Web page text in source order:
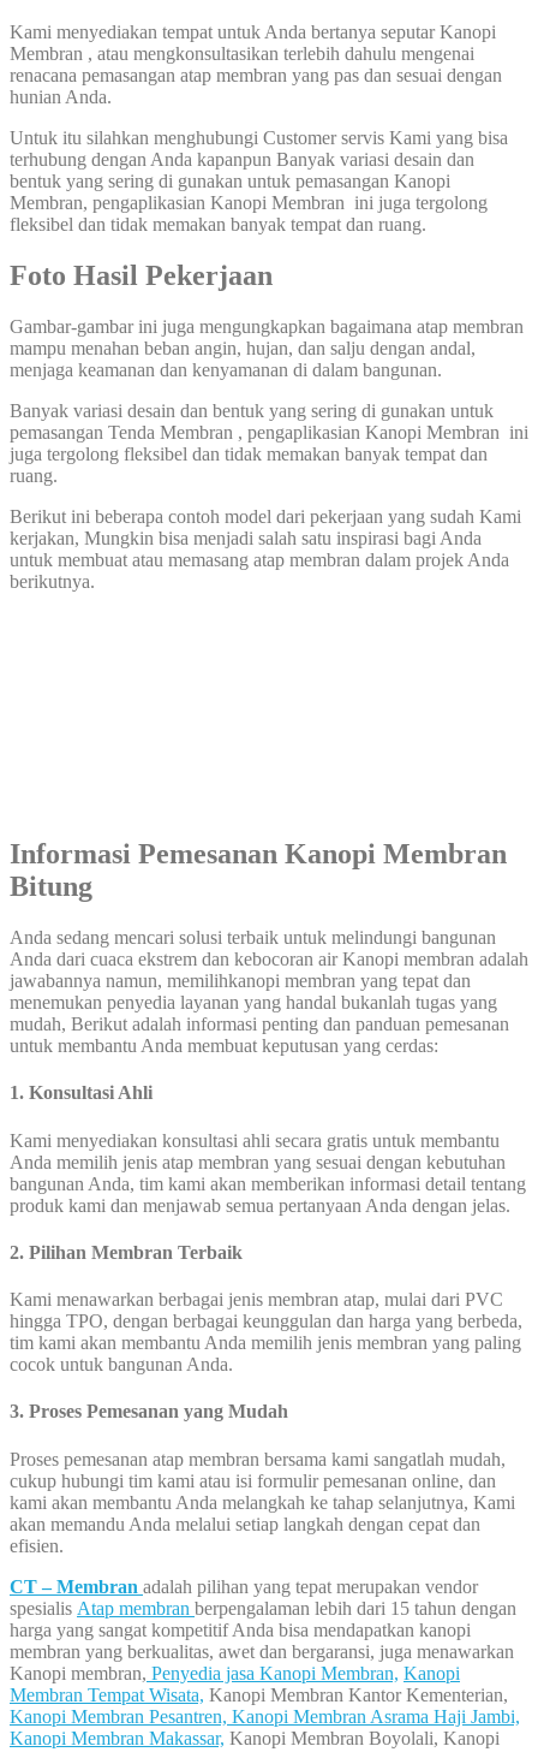
Kami menyediakan tempat untuk Anda bertanya seputar Kanopi
Membran , atau mengkonsultasikan terlebih dahulu mengenai
renacana pemasangan atap membran yang pas dan sesuai dengan
hunian Anda.
Untuk itu silahkan menghubungi Customer servis Kami yang bisa
terhubung dengan Anda kapanpun Banyak variasi desain dan
bentuk yang sering di gunakan untuk pemasangan Kanopi
Membran, pengaplikasian Kanopi Membran ini juga tergolong
fleksibel dan tidak memakan banyak tempat dan ruang.
Foto Hasil Pekerjaan
Gambar-gambar ini juga mengungkapkan bagaimana atap membran
mampu menahan beban angin, hujan, dan salju dengan andal,
menjaga keamanan dan kenyamanan di dalam bangunan.
Banyak variasi desain dan bentuk yang sering di gunakan untuk
pemasangan Tenda Membran , pengaplikasian Kanopi Membran ini
juga tergolong fleksibel dan tidak memakan banyak tempat dan
ruang.
Berikut ini beberapa contoh model dari pekerjaan yang sudah Kami
kerjakan, Mungkin bisa menjadi salah satu inspirasi bagi Anda
untuk membuat atau memasang atap membran dalam projek Anda
berikutnya.
Informasi Pemesanan Kanopi Membran
Bitung
Anda sedang mencari solusi terbaik untuk melindungi bangunan
Anda dari cuaca ekstrem dan kebocoran air Kanopi membran adalah
jawabannya namun, memilihkanopi membran yang tepat dan
menemukan penyedia layanan yang handal bukanlah tugas yang
mudah, Berikut adalah informasi penting dan panduan pemesanan
untuk membantu Anda membuat keputusan yang cerdas:
1. Konsultasi Ahli
Kami menyediakan konsultasi ahli secara gratis untuk membantu
Anda memilih jenis atap membran yang sesuai dengan kebutuhan
bangunan Anda, tim kami akan memberikan informasi detail tentang
produk kami dan menjawab semua pertanyaan Anda dengan jelas.
2. Pilihan Membran Terbaik
Kami menawarkan berbagai jenis membran atap, mulai dari PVC
hingga TPO, dengan berbagai keunggulan dan harga yang berbeda,
tim kami akan membantu Anda memilih jenis membran yang paling
cocok untuk bangunan Anda.
3. Proses Pemesanan yang Mudah
Proses pemesanan atap membran bersama kami sangatlah mudah,
cukup hubungi tim kami atau isi formulir pemesanan online, dan
kami akan membantu Anda melangkah ke tahap selanjutnya, Kami
akan memandu Anda melalui setiap langkah dengan cepat dan
efisien.
CT – Membran adalah pilihan yang tepat merupakan vendor
spesialis Atap membran berpengalaman lebih dari 15 tahun dengan
harga yang sangat kompetitif Anda bisa mendapatkan kanopi
membran yang berkualitas, awet dan bergaransi, juga menawarkan
Kanopi membran, Penyedia jasa Kanopi Membran, Kanopi
Membran Tempat Wisata, Kanopi Membran Kantor Kementerian,
Kanopi Membran Pesantren, Kanopi Membran Asrama Haji Jambi,
Kanopi Membran Makassar, Kanopi Membran Boyolali, Kanopi